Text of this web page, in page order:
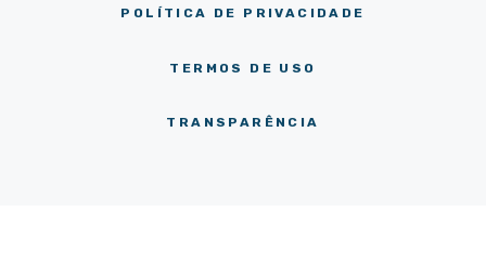
POLÍTICA DE PRIVACIDADE
TERMOS DE USO
TRANSPARÊNCIA